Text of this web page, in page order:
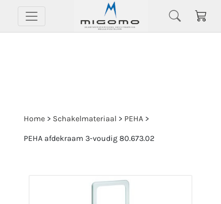
Home > Schakelmateriaal > PEHA >
PEHA afdekraam 3-voudig 80.673.02